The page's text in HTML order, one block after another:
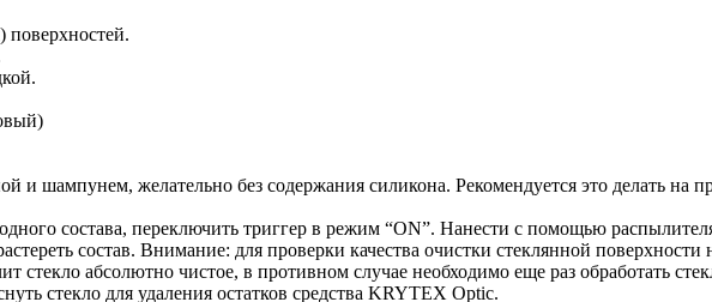
поверхностей.
и шампунем, желательно без содержания силикона. Рекомендуется это делать на
состава, переключить триггер в режим “ON”. Нанести с помощью
состав. Внимание: для проверки качества очистки стеклянной
стекло абсолютно чистое, в противном случае необходимо еще раз обработать
стекло для удаления остатков средства KRYTEX Optic.